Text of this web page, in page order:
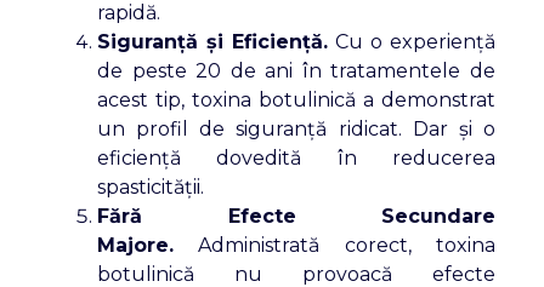
rapidă.
Siguranță și Eficiență. Cu o experiență
de peste 20 de ani în tratamentele de
acest tip, toxina botulinică a demonstrat
un profil de siguranță ridicat. Dar și o
eficiență dovedită în reducerea
spasticității.
Fără Efecte Secundare
Majore. Administrată corect, toxina
botulinică nu provoacă efecte